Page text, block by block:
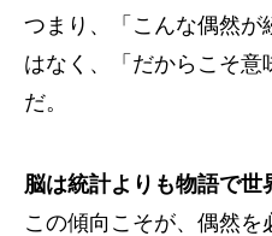
つまり、「こんな偶然が
はなく、「だからこそ意
だ。
脳は統計よりも物語で世
この傾向こそが、偶然を